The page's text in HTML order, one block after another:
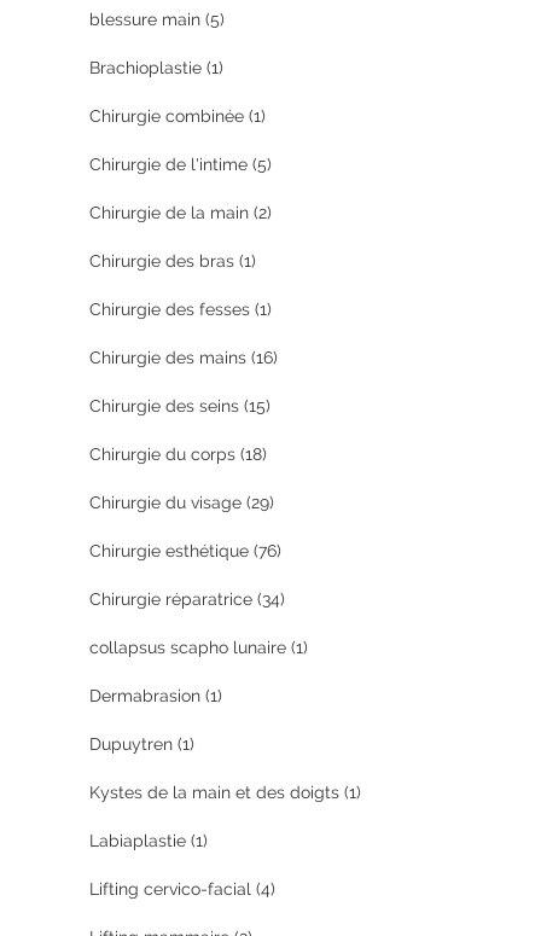
blessure main (5)
Brachioplastie (1)
Chirurgie combinée (1)
Chirurgie de l'intime (5)
Chirurgie de la main (2)
Chirurgie des bras (1)
Chirurgie des fesses (1)
Chirurgie des mains (16)
Chirurgie des seins (15)
Chirurgie du corps (18)
Chirurgie du visage (29)
Chirurgie esthétique (76)
Chirurgie réparatrice (34)
collapsus scapho lunaire (1)
Dermabrasion (1)
Dupuytren (1)
Kystes de la main et des doigts (1)
Labiaplastie (1)
Lifting cervico-facial (4)